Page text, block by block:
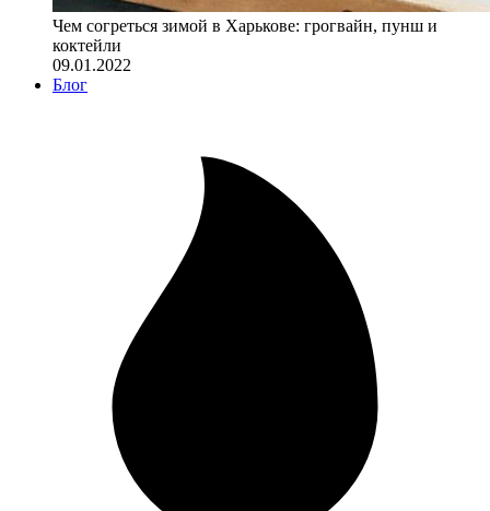
Чем согреться зимой в Харькове: грогвайн, пунш и
коктейли
09.01.2022
Блог